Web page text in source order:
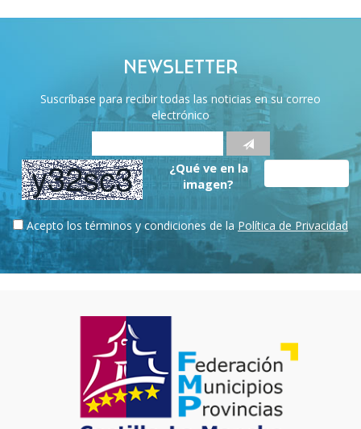
NEWSLETTER
Suscríbase para recibir todas las noticias en su correo
electrónico
¿Qué ve en la
imagen?
Acepto los términos y condiciones de la Política de Privacidad